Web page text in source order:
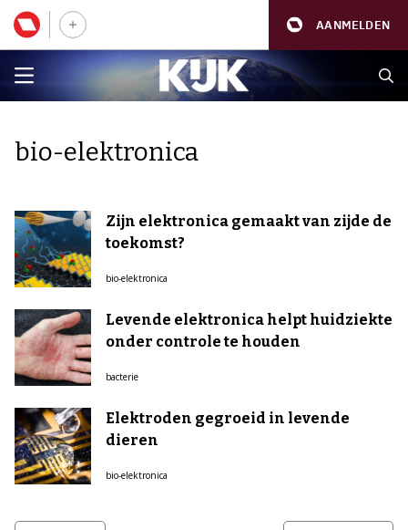
AANMELDEN
bio-elektronica
Zijn elektronica gemaakt van zijde de
toekomst?
bio-elektronica
Levende elektronica helpt huidziekte
onder controle te houden
bacterie
Elektroden gegroeid in levende
dieren
bio-elektronica